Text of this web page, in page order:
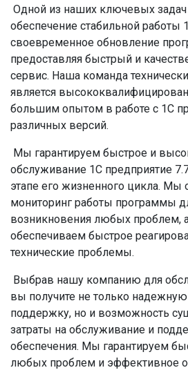
Одной из наших ключевых задач
обеспечение стабильной работы
своевременное обновление
предоставляя быстрый и
сервис. Наша команда
является
большим опытом в работе с 1С
различных версий.
Мы гарантируем быстрое и
обслуживание 1С предприятие
этапе его жизненного цикла. Мы
мониторинг работы программы
возникновения любых проблем,
обеспечиваем быстрое
технические проблемы.
Выбрав нашу компанию для
вы получите не только
поддержку, но и возможность
затраты на обслуживание и
обеспечения. Мы гарантируем
любых проблем и эффективное